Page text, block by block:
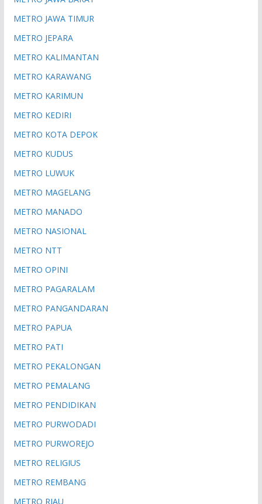
METRO JAWA TIMUR
METRO JEPARA
METRO KALIMANTAN
METRO KARAWANG
METRO KARIMUN
METRO KEDIRI
METRO KOTA DEPOK
METRO KUDUS
METRO LUWUK
METRO MAGELANG
METRO MANADO
METRO NASIONAL
METRO NTT
METRO OPINI
METRO PAGARALAM
METRO PANGANDARAN
METRO PAPUA
METRO PATI
METRO PEKALONGAN
METRO PEMALANG
METRO PENDIDIKAN
METRO PURWODADI
METRO PURWOREJO
METRO RELIGIUS
METRO REMBANG
METRO RIAU